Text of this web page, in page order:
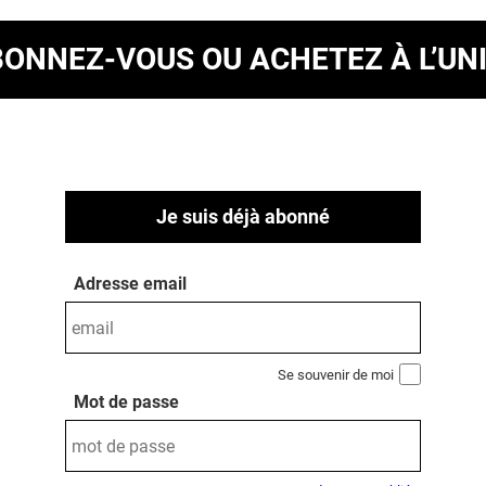
VOUS OU ACHETEZ À
Je suis déjà abonné
Adresse email
Se souvenir de moi
Mot de passe